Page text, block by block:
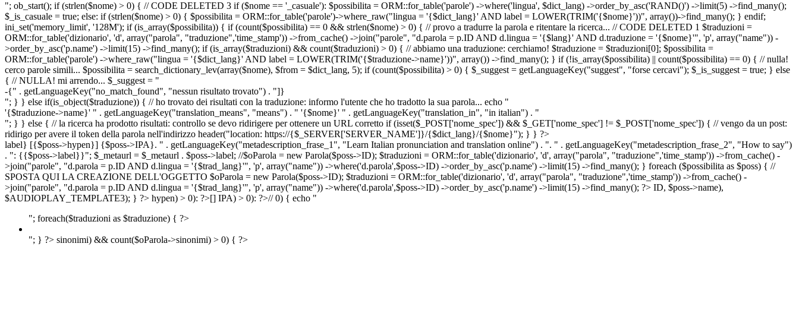
"; ob_start(); if (strlen($nome) > 0) { // CODE DELETED 3 if ($nome == '_casuale'): $possibilita = ORM::for_table('parole') ->where('lingua', $dict_lang) ->order_by_asc('RAND()') ->limit(5) ->find_many();
$_is_casuale = true; else: if (strlen($nome) > 0) { $possibilita = ORM::for_table('parole')->where_raw("lingua = '{$dict_lang}' AND label = LOWER(TRIM('{$nome}'))", array())->find_many(); } endif;
ini_set('memory_limit', '128M'); if (is_array($possibilita)) { if (count($possibilita) == 0 && strlen($nome) > 0) { // provo a tradurre la parola e ritentare la ricerca... // CODE DELETED 1 $traduzioni =
ORM::for_table('dizionario', 'd', array("parola", "traduzione",'time_stamp')) ->from_cache() ->join("parole", "d.parola = p.ID AND d.lingua = '{$lang}' AND d.traduzione = '{$nome}'", 'p', array("name")) -
>order_by_asc('p.name') ->limit(15) ->find_many(); if (is_array($traduzioni) && count($traduzioni) > 0) { // abbiamo una traduzione: cerchiamo! $traduzione = $traduzioni[0]; $possibilita =
ORM::for_table('parole') ->where_raw("lingua = '{$dict_lang}' AND label = LOWER(TRIM('{$traduzione->name}'))", array()) ->find_many(); } if (!is_array($possibilita) || count($possibilita) == 0) { // nulla!
cerco parole simili... $possibilita = search_dictionary_lev(array($nome), $from = $dict_lang, 5); if (count($possibilita) > 0) { $_suggest = getLanguageKey("suggest", "forse cercavi"); $_is_suggest = true; } else
{ // NULLA! mi arrendo... $_suggest = "
-{" . getLanguageKey("no_match_found", "nessun risultato trovato") . "]}
"; } } else if(is_object($traduzione)) { // ho trovato dei risultati con la traduzione: informo l'utente che ho tradotto la sua parola... echo "
'{$traduzione->name}' " . getLanguageKey("translation_means", "means") . " '{$nome}' " . getLanguageKey("translation_in", "in italian") . "
"; } } else { // la ricerca ha prodotto risultati: controllo se devo ridirigere per ottenere un URL corretto if (isset($_POST['nome_spec']) && $_GET['nome_spec'] != $_POST['nome_spec']) { // vengo da un post:
ridirigo per avere il token della parola nell'indirizzo header("location: https://{$_SERVER['SERVER_NAME']}/{$dict_lang}/{$nome}"); } } ?>
label} [{$poss->hypen}] {$poss->IPA}. " . getLanguageKey("metadescription_frase_1", "Learn Italian pronunciation and translation online") . ". " . getLanguageKey("metadescription_frase_2", "How to say")
. ": {{$poss->label}}"; $_metaurl = $_metaurl . $poss->label; //$oParola = new Parola($poss->ID); $traduzioni = ORM::for_table('dizionario', 'd', array("parola", "traduzione",'time_stamp')) ->from_cache() -
>join("parole", "d.parola = p.ID AND d.lingua = '{$trad_lang}'", 'p', array("name")) ->where('d.parola',$poss->ID) ->order_by_asc('p.name') ->limit(15) ->find_many(); } foreach ($possibilita as $poss) { //
SPOSTA QUI LA CREAZIONE DELL'OGGETTO $oParola = new Parola($poss->ID); $traduzioni = ORM::for_table('dizionario', 'd', array("parola", "traduzione",'time_stamp')) ->from_cache() -
>join("parole", "d.parola = p.ID AND d.lingua = '{$trad_lang}'", 'p', array("name")) ->where('d.parola',$poss->ID) ->order_by_asc('p.name') ->limit(15) ->find_many(); ?> ID, $poss->name),
$AUDIOPLAY_TEMPLATE3); } ?> hypen) > 0): ?>[] IPA) > 0): ?>// 0) { echo "
"; foreach($traduzioni as $traduzione) { ?>
"; } ?> sinonimi) && count($oParola->sinonimi) > 0) { ?>